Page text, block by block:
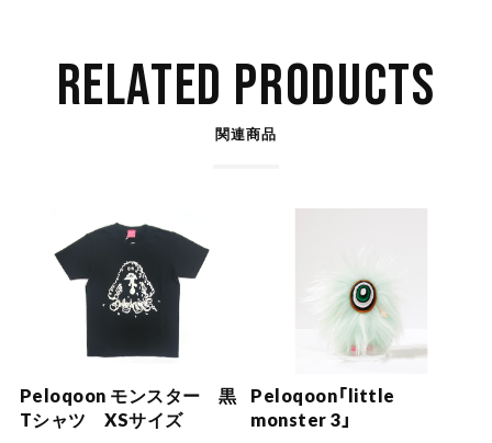
RELATED PRODUCTS
関連商品
Peloqoon モンスター 黒
Tシャツ XSサイズ
Peloqoon「little
monster 3」